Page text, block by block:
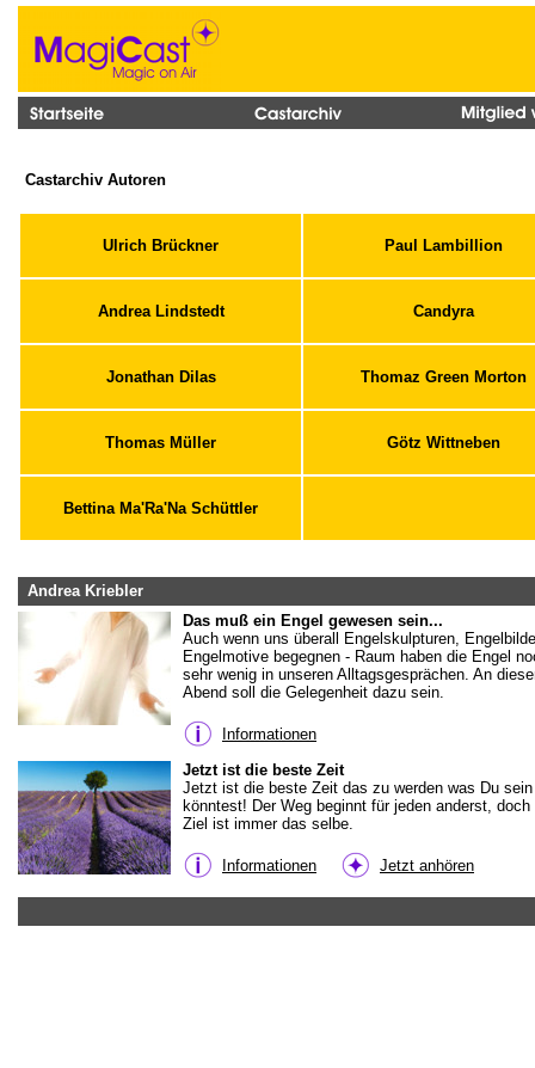
Castarchiv Autoren
Ulrich Brückner Paul Lambillion
Andrea Lindstedt Candyra
Jonathan Dilas Thomaz Green Morton
Thomas Müller Götz Wittneben
Bettina Ma'Ra'Na Schüttler
Andrea Kriebler
Das muß ein Engel gewesen sein...
Auch wenn uns überall Engelskulpturen,
Engelmotive begegnen - Raum haben die Engel
sehr wenig in unseren Alltagsgesprächen. An
Abend soll die Gelegenheit dazu sein.
Informationen
Jetzt ist die beste Zeit
Jetzt ist die beste Zeit das zu werden was Du sein
könntest! Der Weg beginnt für jeden anderst, doch
Ziel ist immer das selbe.
Informationen Jetzt anhören